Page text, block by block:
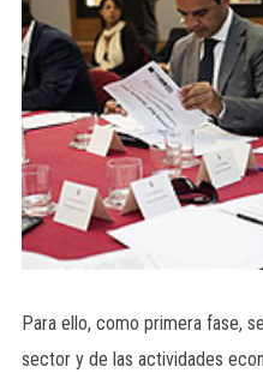
Para ello, como primera fase,
sector y de las actividades